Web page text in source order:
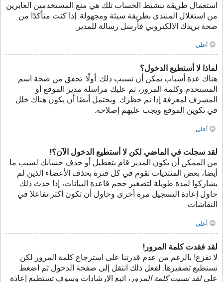
استعمال طريقة تنشيط الحساب تلك هي منع المستخدمين العابرين
من استغلال المنتدى بطريقة سيئة ومجهولة. إذا كنت متأكدًا من
صحة بريدك الالكتروني فأرسل رسالة للمدير.
أعلى
لماذا لا أستطيع الدخول؟
هناك عدة أسباب يمكن أن تسبب ذلك: أولًا: تحقق من صحة اسم
المستخدم وكلمة المرور، ثم عليك مراسلة مدير الموقع أو
المشرف لمعرفة إذا تم حظرك. ويحتمل أيضًا أن يكون هناك خلل
في تكوين الموقع ويجب عليهم إصلاحه.
أعلى
لقد سجلت في الماضي لكن لا أستطيع الدخول الآن؟!
من الممكن أن يكون المدير قام بتعطيل أو حذف حسابك لسبب ما.
أيضا، بعض المنتديات تقوم في كل فترة بحذف الأعضاء الذين لم
يشاركوا لمدة طويلة لتصغير حجم قاعدة البيانات، إذا حدث ذلك
حاول إعادة التسجيل مرة أخرى وحاول أن تكون أكثر تفاعلا في
النقاشات.
أعلى
لقد فقدت كلمة المرور!
لا تفزع! بالرغم من عدم قدرتنا على استرجاع كلمة المرور لكن
نستطيع تصفيرها. لفعل ذلك انتقل إلى صفحة الدخول ثم اضغط
علىلقد نسيت كلمة المرور ، اتبع الإرشادات وسوف تستطيع إعادة